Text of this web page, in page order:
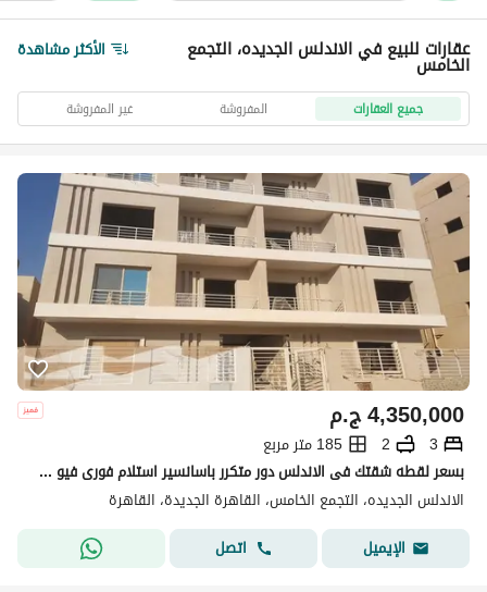
عقارات للبيع في الاندلس الجديده، التجمع
الخامس الأكثر مشاهدة
جميع العقارات المفروشة غير المفروشة
ج.م4,350,000
3
2
185 متر مربع
بسعر لقطه شقتك فى الاندلس دور متكرر باسانسير استلام فورى فيو شارع رئيسى
الاندلس الجديده، التجمع الخامس، القاهرة الجديدة، القاهرة
الإيميل
اتصل